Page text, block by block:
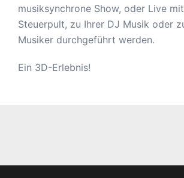
musiksynchrone Show, oder Live
Steuerpult, zu Ihrer DJ Musik oder
Musiker durchgeführt werden.
Ein 3D-Erlebnis!